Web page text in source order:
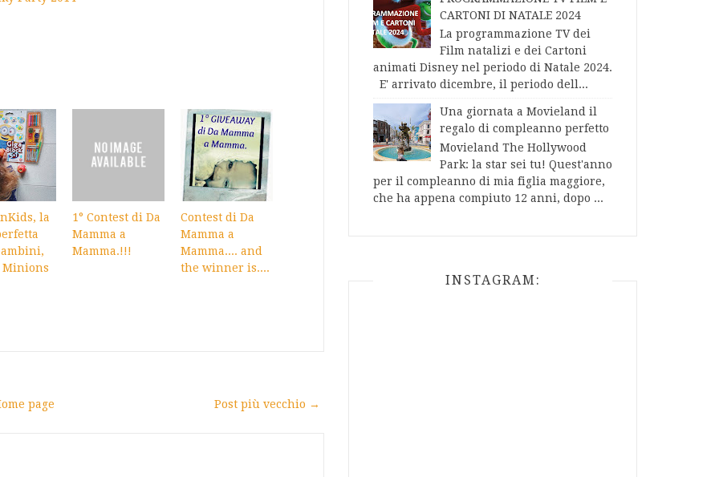
la
1° Contest di Da
Mamma a
Mamma.!!!
Contest di Da
Mamma a
Mamma.... and
the winner is....
Post più vecchio →
page
CARTONI DI NATALE 2024
La programmazione TV dei
Film natalizi e dei Cartoni
animati Disney nel periodo di Natale 2024.
E' arrivato dicembre, il periodo dell...
Una giornata a Movieland il
regalo di compleanno perfetto
Movieland The Hollywood
Park: la star sei tu! Quest'anno
per il compleanno di mia figlia maggiore,
che ha appena compiuto 12 anni, dopo ...
INSTAGRAM: